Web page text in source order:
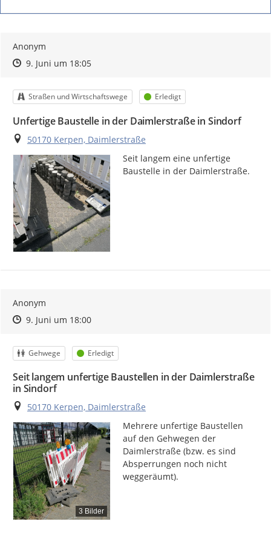
Anonym
Zeitpunkt des Erstellens
Zeitpunkt des Erstellens
9. Juni um 18:05Zur Äußerung
Kategorie
Straßen und Wirtschaftswege Status
Erledigt
Unfertige Baustelle in der Daimlerstraße in Sindorf
Ort
50170 Kerpen, Daimlerstraße
Seit langem eine unfertige
Baustelle in der Daimlerstraße.
Anonym
Zeitpunkt des Erstellens
Zeitpunkt des Erstellens
9. Juni um 18:00Zur Äußerung
Kategorie
Gehwege Status
Erledigt
Seit langem unfertige Baustellen in der Daimlerstraße
in Sindorf
Ort
50170 Kerpen, Daimlerstraße
3 Bilder
Mehrere unfertige Baustellen
auf den Gehwegen der
Daimlerstraße (bzw. es sind
Absperrungen noch nicht
weggeräumt).